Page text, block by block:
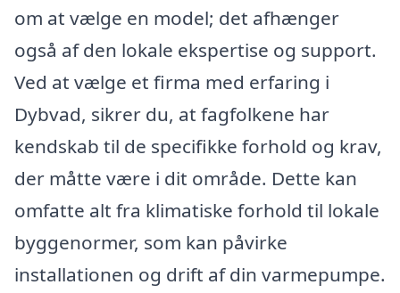
om at vælge en model; det afhænger
også af den lokale ekspertise og support.
Ved at vælge et firma med erfaring i
Dybvad, sikrer du, at fagfolkene har
kendskab til de specifikke forhold og krav,
der måtte være i dit område. Dette kan
omfatte alt fra klimatiske forhold til lokale
byggenormer, som kan påvirke
installationen og drift af din varmepumpe.